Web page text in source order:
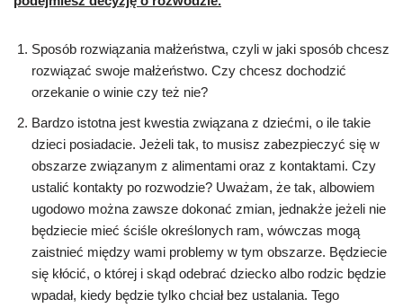
Sposób rozwiązania małżeństwa, czyli w jaki sposób chcesz
rozwiązać swoje małżeństwo. Czy chcesz dochodzić
orzekanie o winie czy też nie?
Bardzo istotna jest kwestia związana z dziećmi, o ile takie
dzieci posiadacie. Jeżeli tak, to musisz zabezpieczyć się w
obszarze związanym z alimentami oraz z kontaktami. Czy
ustalić kontakty po rozwodzie? Uważam, że tak, albowiem
ugodowo można zawsze dokonać zmian, jednakże jeżeli nie
będziecie mieć ściśle określonych ram, wówczas mogą
zaistnieć między wami problemy w tym obszarze. Będziecie
się kłócić, o której i skąd odebrać dziecko albo rodzic będzie
wpadał, kiedy będzie tylko chciał bez ustalania. Tego